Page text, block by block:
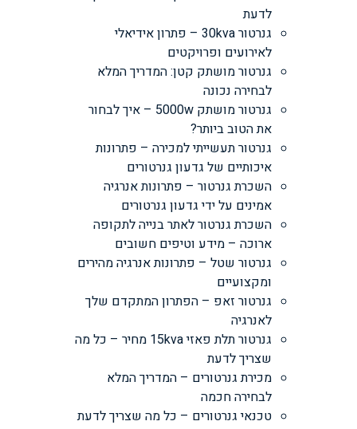
לדעת
גנרטור 30kva – פתרון אידיאלי
לאירועים ופרויקטים
גנרטור מושתק קטן: המדריך המלא
לבחירה נכונה
גנרטור מושתק 5000w – איך לבחור
את הטוב ביותר?
גנרטור תעשייתי למכירה – פתרונות
איכותיים של גדעון גנרטורים
השכרת גנרטור – פתרונות אנרגיה
אמינים על ידי גדעון גנרטורים
השכרת גנרטור לאתר בנייה לתקופה
ארוכה – מידע וטיפים חשובים
גנרטור שטל – פתרונות אנרגיה מהירים
ומקצועיים
גנרטור זאפ – הפתרון המתקדם שלך
לאנרגיה
גנרטור תלת פאזי 15kva מחיר – כל מה
שצריך לדעת
מכירת גנרטורים – המדריך המלא
לבחירה חכמה
טכנאי גנרטורים – כל מה שצריך לדעת